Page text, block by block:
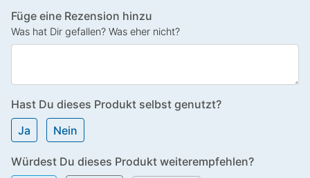
Füge eine Rezension hinzu
Was hat Dir gefallen? Was eher nicht?
Hast Du dieses Produkt selbst genutzt?
Ja
Nein
Würdest Du dieses Produkt weiterempfehlen?